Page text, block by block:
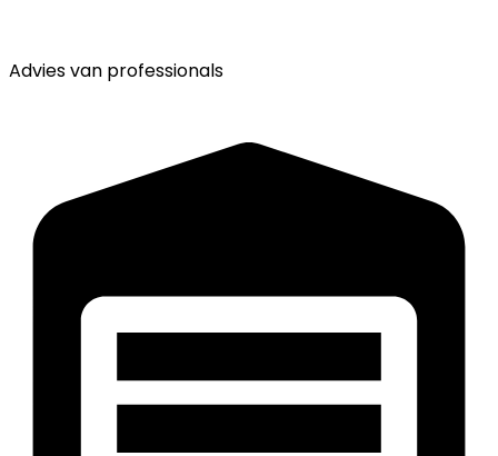
Advies van professionals